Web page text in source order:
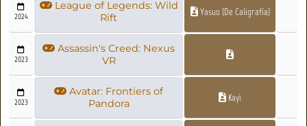
2024
League of Legends: Wild
Rift
Yasuo (De Caligrafía)
2023
Assassin's Creed: Nexus
VR
2023
Avatar: Frontiers of
Pandora
Kayì